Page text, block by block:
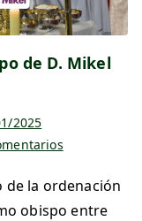
de D. Mikel
2025
de la ordenación
obispo entre